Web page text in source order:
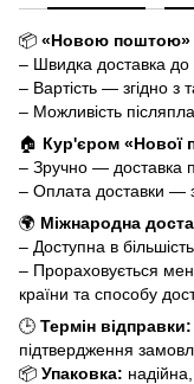
📦 «Новою поштою»
– Швидка доставка до
– Вартість — згідно з
– Можливість
🏠 Кур'єром «Нової
– Зручно — доставка
– Оплата доставки —
🌍 Міжнародна
– Доступна в більшість
– Прораховується
країни та способу
🕒 Термін відправки:
підтвердження
📦 Упаковка: